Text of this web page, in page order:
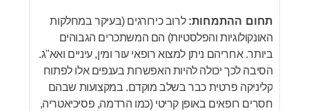
תחום ההתמחות: לרוב כירורגים (בעיקר במחלקות
האונקולוגיות והפלסטיות) הם המשתכרים הגבוהים
ביותר. אחריהם ניתן למצוא רופאי עור ומין, עיניים ואא"ג.
הסיבה לכך יכולה להיות האפשרות בענפים אלו לפתוח
קליניקה פרטית כבר בשלב מוקדם. במקצועות שבהם
חסרים רופאים באופן קריטי (כמו הרדמה, פסיכיאטריה,